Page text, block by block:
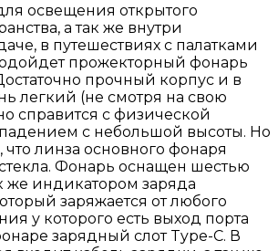
освещения открытого
а так же внутри
в путешествиях с палатками
прожекторный фонарь
прочный корпус и в
легкий (не смотря на свою
справится с физической
с небольшой высоты. Но
что линза основного фонаря
Фонарь оснащен шестью
же индикатором заряда
заряжается от любого
у которого есть выход порта
зарядный слот Type-C. В